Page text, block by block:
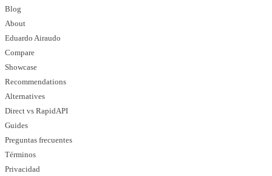
Blog
About
Eduardo Airaudo
Compare
Showcase
Recommendations
Alternatives
Direct vs RapidAPI
Guides
Preguntas frecuentes
Términos
Privacidad